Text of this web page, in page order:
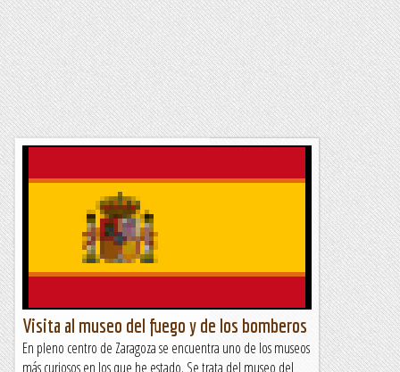
Visita al museo del fuego y de los bomberos
En pleno centro de Zaragoza se encuentra uno de los museos
más curiosos en los que he estado. Se trata del museo del